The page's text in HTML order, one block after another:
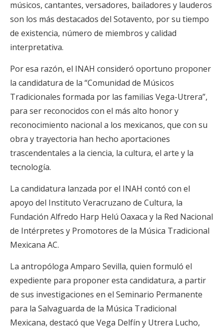
músicos, cantantes, versadores, bailadores y lauderos
son los más destacados del Sotavento, por su tiempo
de existencia, número de miembros y calidad
interpretativa.
Por esa razón, el INAH consideró oportuno proponer
la candidatura de la “Comunidad de Músicos
Tradicionales formada por las familias Vega-Utrera”,
para ser reconocidos con el más alto honor y
reconocimiento nacional a los mexicanos, que con su
obra y trayectoria han hecho aportaciones
trascendentales a la ciencia, la cultura, el arte y la
tecnología.
La candidatura lanzada por el INAH contó con el
apoyo del Instituto Veracruzano de Cultura, la
Fundación Alfredo Harp Helú Oaxaca y la Red Nacional
de Intérpretes y Promotores de la Música Tradicional
Mexicana AC.
La antropóloga Amparo Sevilla, quien formuló el
expediente para proponer esta candidatura, a partir
de sus investigaciones en el Seminario Permanente
para la Salvaguarda de la Música Tradicional
Mexicana, destacó que Vega Delfín y Utrera Lucho,